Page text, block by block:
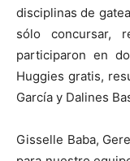
disciplinas de
sólo concursar,
participaron en
Huggies gratis,
García y Dalines
Gisselle Baba,